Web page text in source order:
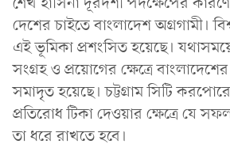
দেশের চাইতে বাংলাদেশ অগ্রগামী।
এই ভূমিকা প্রশংসিত হয়েছে।
সংগ্রহ ও প্রয়োগের ক্ষেত্রে
সমাদৃত হয়েছে। চট্টগ্রাম সিটি
প্রতিরোধ টিকা দেওয়ার ক্ষেত্রে যে
তা ধরে রাখতে হবে।